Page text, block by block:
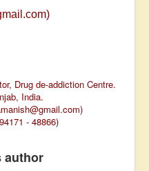
om)
Drug de-addiction Centre.
India.
)
- 48866)
author